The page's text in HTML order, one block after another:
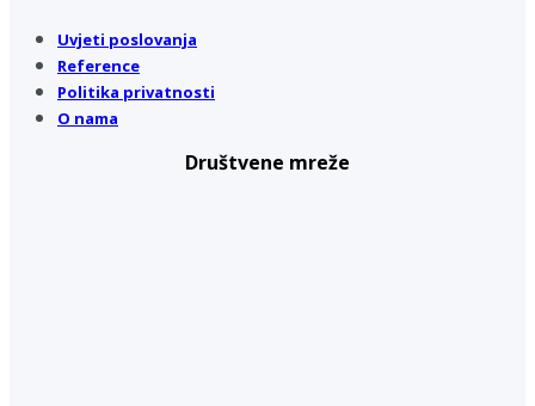
Uvjeti poslovanja
Reference
Politika privatnosti
O nama
Društvene mreže